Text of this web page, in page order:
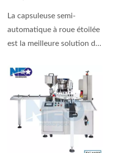
La capsuleuse semi-
automatique à roue étoilée
est la meilleure solution de